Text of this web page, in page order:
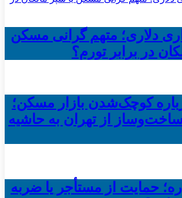
دلاری؛ متهم گرانی مسکن
در برابر تورم؟
کوچک‌شدن بازار مسکن؛
از تهران به حاشیه‌
حمایت از مستأجر یا ضربه